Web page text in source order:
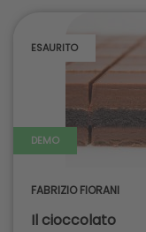
ESAURITO
DEMO
FABRIZIO FIORANI
Il cioccolato